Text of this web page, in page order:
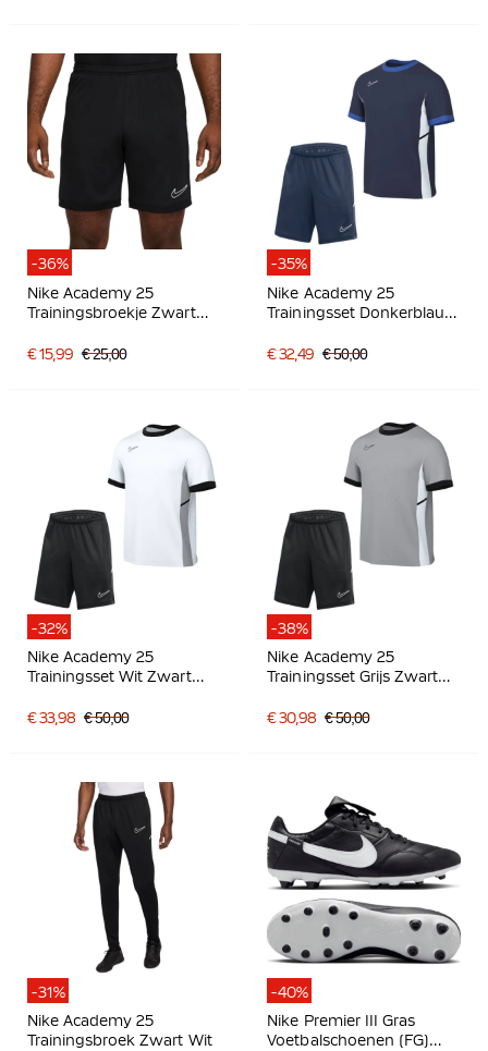
-36%
Nike Academy 25
Trainingsbroekje Zwart
€ 15,99 € 25,00
-35%
Nike Academy 25
Trainingsset Donkerblauw
€ 32,49 € 50,00
-32%
Nike Academy 25
Trainingsset Wit Zwart
€ 33,98 € 50,00
-38%
Nike Academy 25
Trainingsset Grijs Zwart
€ 30,98 € 50,00
-31%
Nike Academy 25
Trainingsbroek Zwart Wit
-40%
Nike Premier III Gras
Voetbalschoenen (FG)